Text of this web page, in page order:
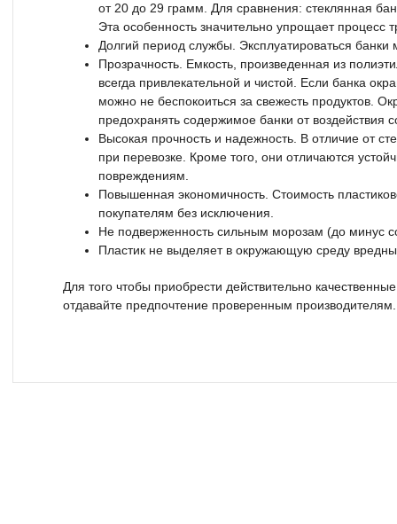
от 20 до 29 грамм. Для сравнения: стеклянная
Эта особенность значительно упрощает процесс
Долгий период службы. Эксплуатироваться банки
Прозрачность. Емкость, произведенная из
всегда привлекательной и чистой. Если банка
можно не беспокоиться за свежесть продуктов.
предохранять содержимое банки от воздействия
Высокая прочность и надежность. В отличие от
при перевозке. Кроме того, они отличаются
повреждениям.
Повышенная экономичность. Стоимость
покупателям без исключения.
Не подверженность сильным морозам (до минус
Пластик не выделяет в окружающую среду
Для того чтобы приобрести действительно
отдавайте предпочтение проверенным производителям.